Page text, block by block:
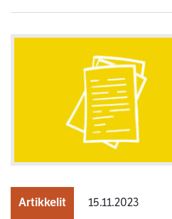
Artikkelit 15.11.2023